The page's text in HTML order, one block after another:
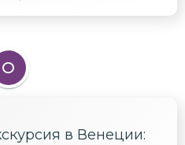
О
в Венеции: